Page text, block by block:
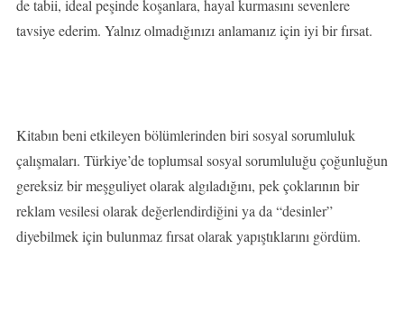
de tabii, ideal peşinde koşanlara, hayal kurmasını sevenlere
tavsiye ederim. Yalnız olmadığınızı anlamanız için iyi bir fırsat.
Kitabın beni etkileyen bölümlerinden biri sosyal sorumluluk
çalışmaları. Türkiye’de toplumsal sosyal sorumluluğu çoğunluğun
gereksiz bir meşguliyet olarak algıladığını, pek çoklarının bir
reklam vesilesi olarak değerlendirdiğini ya da “desinler”
diyebilmek için bulunmaz fırsat olarak yapıştıklarını gördüm.